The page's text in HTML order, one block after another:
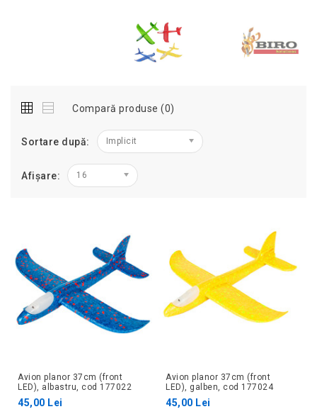
Compară produse (0)
Sortare după: Implicit
Afișare: 16
Avion planor 37cm (front
LED), albastru, cod 177022
45,00 Lei
Avion planor 37cm (front
LED), galben, cod 177024
45,00 Lei